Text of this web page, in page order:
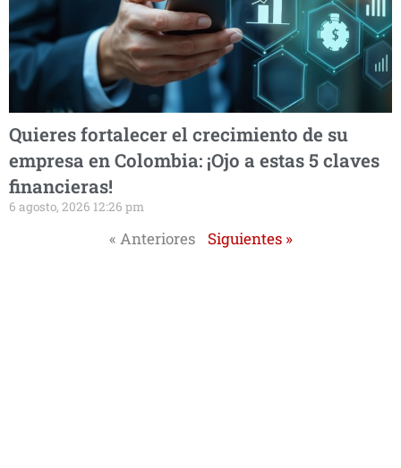
Quieres fortalecer el crecimiento de su
empresa en Colombia: ¡Ojo a estas 5 claves
financieras!
6 agosto, 2026 12:26 pm
« Anteriores Siguientes »